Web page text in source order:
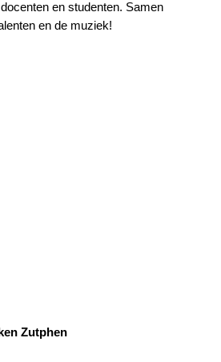
en studenten. Samen
en de muziek!
Zutphen